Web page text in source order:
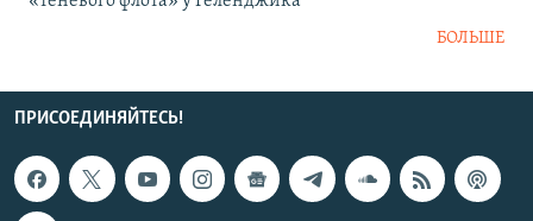
БОЛЬШЕ
ПРИСОЕДИНЯЙТЕСЬ!